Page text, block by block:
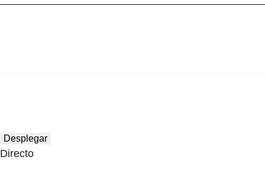
Desplegar
Directo